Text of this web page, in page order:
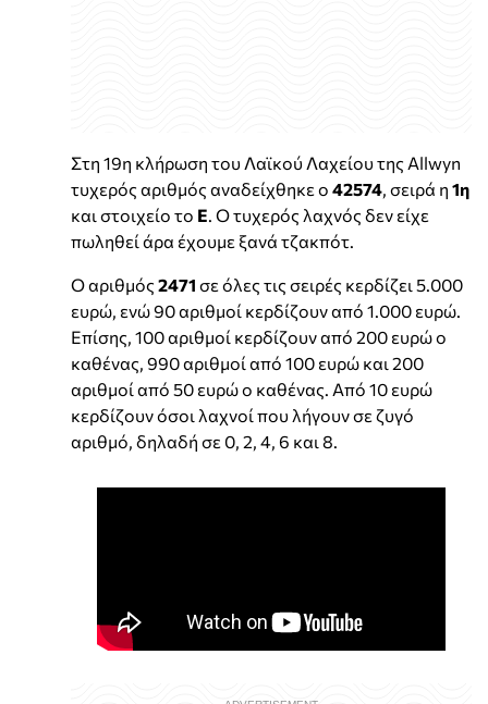
Στη 19η κλήρωση του Λαϊκού Λαχείου της Allwyn
τυχερός αριθμός αναδείχθηκε ο 42574 , σειρά η 1η
και στοιχείο το Ε . Ο τυχερός λαχνός δεν είχε
πωληθεί άρα έχουμε ξανά τζακπότ.
Ο αριθμός 2471 σε όλες τις σειρές κερδίζει 5.000
ευρώ, ενώ 90 αριθμοί κερδίζουν από 1.000 ευρώ.
Επίσης, 100 αριθμοί κερδίζουν από 200 ευρώ ο
καθένας, 990 αριθμοί από 100 ευρώ και 200
αριθμοί από 50 ευρώ ο καθένας. Από 10 ευρώ
κερδίζουν όσοι λαχνοί που λήγουν σε ζυγό
αριθμό, δηλαδή σε 0, 2, 4, 6 και 8.